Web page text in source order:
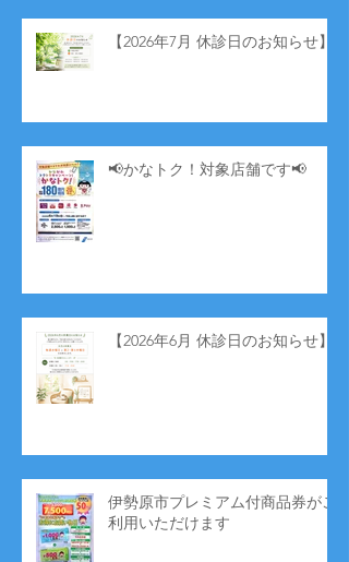
【2026年7月 休診日のお知らせ】
📢かなトク！対象店舗です📢
【2026年6月 休診日のお知らせ】
伊勢原市プレミアム付商品券がご
利用いただけます